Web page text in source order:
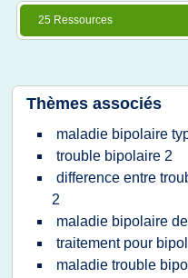
25 Ressources
Thèmes associés
maladie bipolaire
trouble bipolaire 2
difference entre
2
maladie bipolaire
traitement pour
maladie trouble